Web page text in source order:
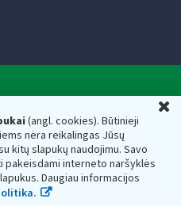
(angl. cookies). Būtinieji
nėra reikalingas Jūsų
kitų slapukų naudojimu. Savo
interneto naršyklės
Daugiau informacijos
kodas — 188659752,
Vilnius, Lietuva, el.paštas:
188659752
inspekciją prie Lietuvos
ir saugomi Juridinių